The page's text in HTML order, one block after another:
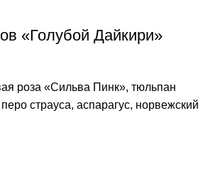
«Голубой Дайкири»
роза «Сильва Пинк», тюльпан
страуса, аспарагус, норвежский